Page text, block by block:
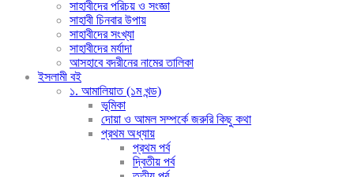
সাহাবীদের পরিচয় ও সংজ্ঞা
সাহাবী চিনবার উপায়
সাহাবীদের সংখ্যা
সাহাবীদের মর্যাদা
আসহাবে বদরীনের নামের তালিকা
ইসলামী বই
১. আমালিয়াত (১ম খন্ড)
ভূমিকা
দোয়া ও আমল সম্পর্কে জরুরি কিছু কথা
প্রথম অধ্যায়
প্রথম পর্ব
দ্বিতীয় পর্ব